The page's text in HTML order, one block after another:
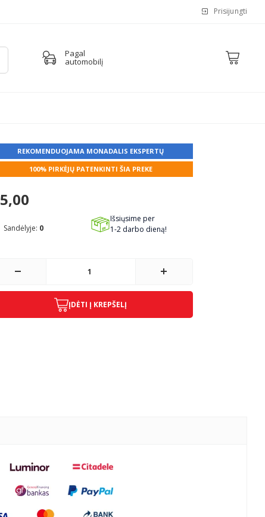
Prisijungti
Pagal
automobilį
REKOMENDUOJAMA MONADALIS EKSPERTŲ
100% PIRKĖJŲ PATENKINTI ŠIA PREKE
5,00
Sandėlyje: 0
Išsiųsime per
1-2 darbo dieną!
ĮDĖTI Į KREPŠELĮ